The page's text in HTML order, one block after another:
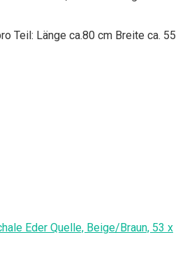
Teil: Länge ca.80 cm Breite ca. 55
Eder Quelle, Beige/Braun, 53 x